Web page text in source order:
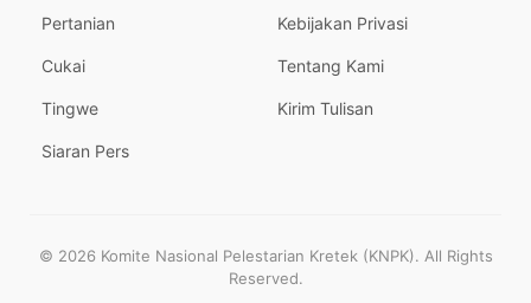
Pertanian
Cukai
Tingwe
Siaran Pers
Kebijakan Privasi
Tentang Kami
Kirim Tulisan
© 2026 Komite Nasional Pelestarian Kretek (KNPK). All Rights
Reserved.